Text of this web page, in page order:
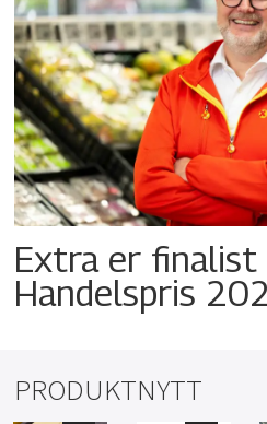
Extra er
Handelspris
PRODUKTNYTT